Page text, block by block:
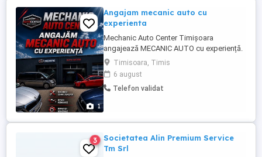
1
Angajam mecanic auto cu
experienta
Mechanic Auto Center Timișoara
angajează MECANIC AUTO cu experiență.
Diagnosticare și reparații auto Întreținere
și înlocuire piese Cerințe: Minim 3 ani
experiență Cunoștințe solide de mecanică
auto Spirit de echipă Oferim: Salariu
Timisoara, Timis
6 august
Telefon validat
3
Societatea Alin Premium Service
Tm Srl